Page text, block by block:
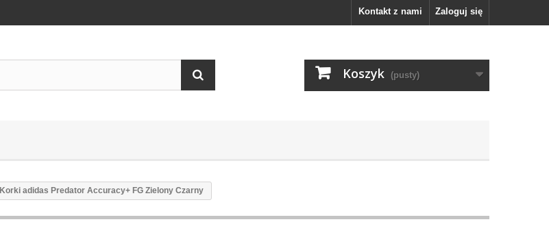
Zaloguj się
Kontakt z nami
Koszyk (pusty)
Korki adidas Predator Accuracy+ FG Zielony Czarny